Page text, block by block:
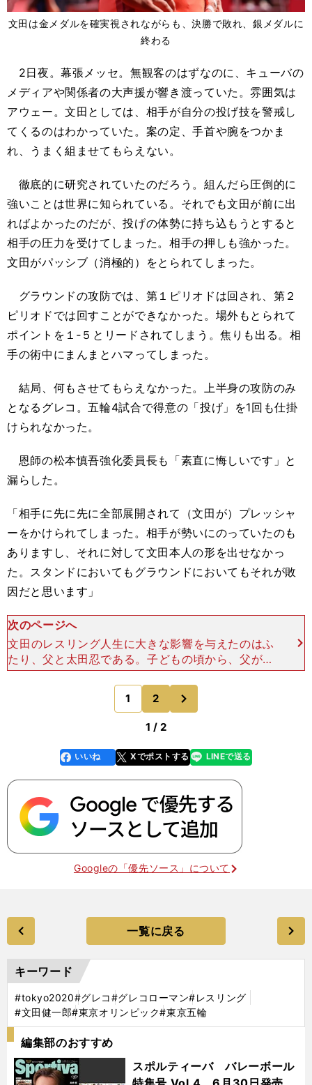
文田は金メダルを確実視されながらも、決勝で敗れ、銀メダルに
終わる
2日夜。幕張メッセ。無観客のはずなのに、キューバの
メディアや関係者の大声援が響き渡っていた。雰囲気は
アウェー。文田としては、相手が自分の投げ技を警戒し
てくるのはわかっていた。案の定、手首や腕をつかま
れ、うまく組ませてもらえない。
徹底的に研究されていたのだろう。組んだら圧倒的に
強いことは世界に知られている。それでも文田が前に出
ればよかったのだが、投げの体勢に持ち込もうとすると
相手の圧力を受けてしまった。相手の押しも強かった。
文田がパッシブ（消極的）をとられてしまった。
グラウンドの攻防では、第１ピリオドは回され、第２
ピリオドでは回すことができなかった。場外もとられて
ポイントを１‐５とリードされてしまう。焦りも出る。相
手の術中にまんまとハマってしまった。
結局、何もさせてもらえなかった。上半身の攻防のみ
となるグレコ。五輪4試合で得意の「投げ」を1回も仕掛
けられなかった。
恩師の松本慎吾強化委員長も「素直に悔しいです」と
漏らした。
「相手に先に先に全部展開されて（文田が）プレッシャ
ーをかけられてしまった。相手が勢いにのっていたのも
ありますし、それに対して文田本人の形を出せなかっ
た。スタンドにおいてもグラウンドにおいてもそれが敗
因だと思います」
次のページへ
文田のレスリング人生に大きな影響を与えたのはふ
たり、父と太田忍である。子どもの頃から、父がレ
スリング部監督を務める山梨・韮崎工業高校の練習
場で遊んでいたという。中学1年で本格的にレスリ
ングを始めると、
1 2
1 / 2
faceboo
k
いいね Xでポストする
line LINEで送る
Googleの「優先ソース」について
一覧に戻る
キーワード
#tokyo2020#グレコ#グレコローマン#レスリング
#文田健一郎#東京オリンピック#東京五輪
編集部のおすすめ
スポルティーバ バレーボール